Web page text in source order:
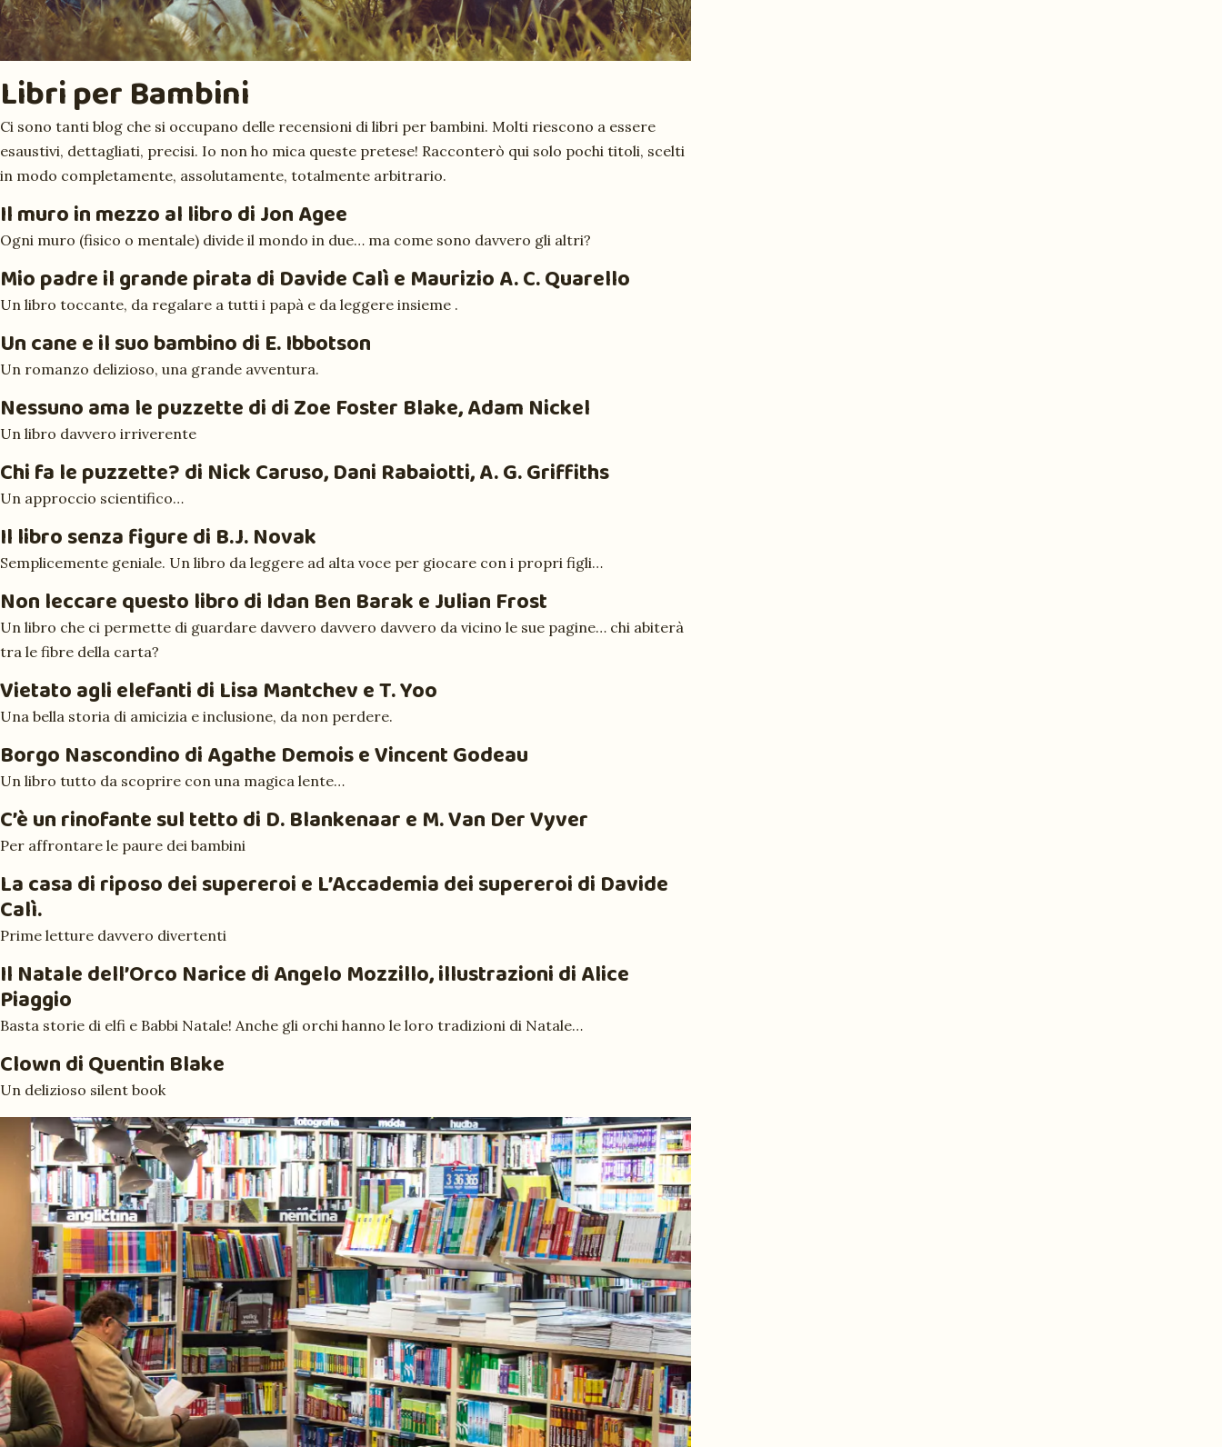
Libri per Bambini
Ci sono tanti blog che si occupano delle recensioni di libri per bambini. Molti riescono a essere
esaustivi, dettagliati, precisi. Io non ho mica queste pretese! Racconterò qui solo pochi titoli, scelti
in modo completamente, assolutamente, totalmente arbitrario.
Il muro in mezzoal libro di Jon Agee
Ogni muro (fisico o mentale) divide il mondo in due… ma come sono davvero gli altri?
Mio padre il grande piratadi Davide Calì e Maurizio A. C. Quarello
Un libro toccante, da regalare a tutti i papà e da leggere insieme .
Un cane e il suo bambinodi E. Ibbotson
Un romanzo delizioso, una grande avventura.
Nessuno ama le puzzettedi di Zoe Foster Blake, Adam Nickel
Un libro davvero irriverente
Chi fa le puzzette?di Nick Caruso, Dani Rabaiotti, A. G. Griffiths
Un approccio scientifico…
Il libro senza figuredi B.J. Novak
Semplicemente geniale. Un libro da leggere ad alta voce per giocare con i propri figli…
Non leccare questo librodi Idan Ben Barak e Julian Frost
Un libro che ci permette di guardare davvero davvero davvero da vicino le sue pagine… chi abiterà
tra le fibre della carta?
Vietato agli elefantidi Lisa Mantchev e T. Yoo
Una bella storia di amicizia e inclusione, da non perdere.
Borgo Nascondinodi Agathe Demois e Vincent Godeau
Un libro tutto da scoprire con una magica lente…
C’è un rinofante sul tettodi D. Blankenaar e M. Van Der Vyver
Per affrontare le paure dei bambini
La casa di riposo dei supereroi e L’Accademia dei supereroidi Davide
Calì.
Prime letture davvero divertenti
Il Natale dell’Orco Naricedi Angelo Mozzillo, illustrazioni di Alice
Piaggio
Basta storie di elfi e Babbi Natale! Anche gli orchi hanno le loro tradizioni di Natale…
Clowndi Quentin Blake
Un delizioso silent book